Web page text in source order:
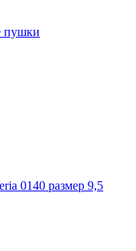
пушки
0140 размер 9,5